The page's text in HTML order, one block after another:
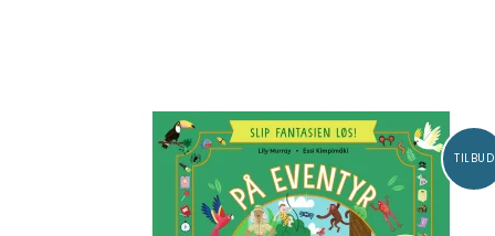
TILBUD